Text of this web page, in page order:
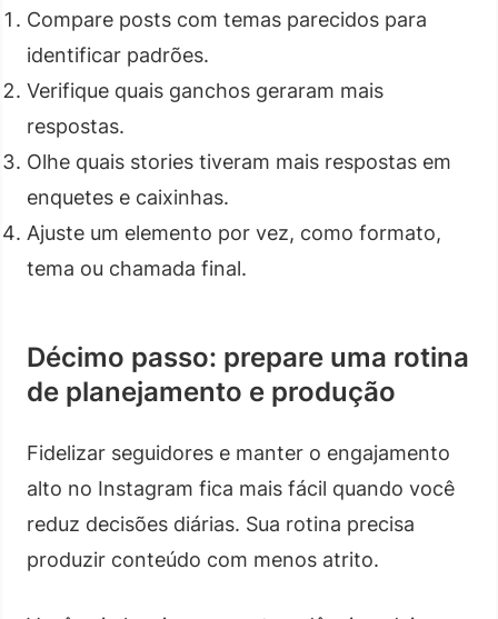
Compare posts com temas parecidos para
identificar padrões.
Verifique quais ganchos geraram mais
respostas.
Olhe quais stories tiveram mais respostas em
enquetes e caixinhas.
Ajuste um elemento por vez, como formato,
tema ou chamada final.
Décimo passo: prepare uma rotina
de planejamento e produção
Fidelizar seguidores e manter o engajamento
alto no Instagram fica mais fácil quando você
reduz decisões diárias. Sua rotina precisa
produzir conteúdo com menos atrito.